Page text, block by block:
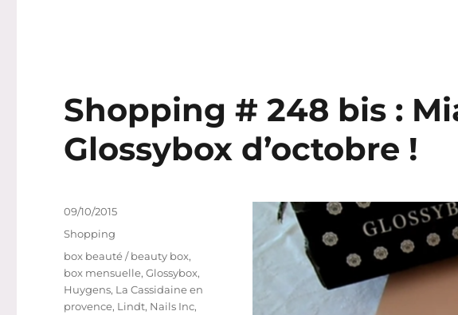
Shopping # 248 bis :
Glossybox d’octobre !
Publié
le
09/10/2015
Catégories
Shopping
Étiquettes
box beauté / beauty box,
box mensuelle,Glossybox,
Huygens, La Cassidaine en
provence, Lindt, Nails Inc,